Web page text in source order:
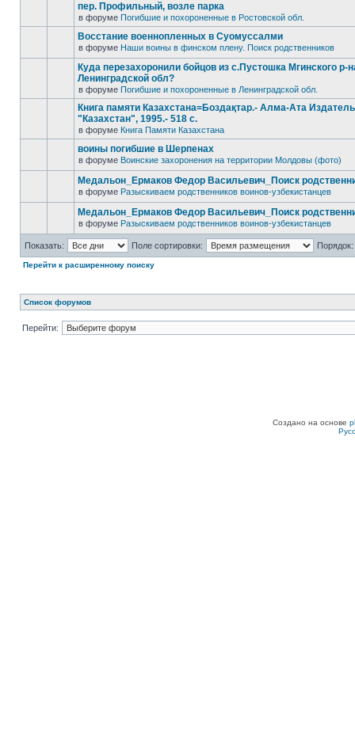
пер. Профильный, возле парка
в форуме Погибшие и похороненные в Ростовской обл.
Восстание военнопленных в Суомуссалми
в форуме Наши воины в финском плену. Поиск родственников
Куда перезахоронили бойцов из с.Пустошка Мгинского р-
Ленинградской обл?
в форуме Погибшие и похороненные в Ленинградской обл.
Книга памяти Казахстана=Боздақтар.- Алма-Ата
"Казахстан", 1995.- 518 с.
в форуме Книга Памяти Казахстана
воины погибшие в Шерпенах
в форуме Воинские захоронения на территории Молдовы (фото)
Медальон_Ермаков Федор Васильевич_Поиск
в форуме Разыскиваем родственников воинов-узбекистанцев
Медальон_Ермаков Федор Васильевич_Поиск
в форуме Разыскиваем родственников воинов-узбекистанцев
Показать: Поле сортировки: Порядок:
Перейти к расширенному поиску
Список форумов
Перейти:
Создано на основе